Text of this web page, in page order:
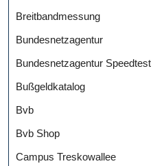
Breitbandmessung
Bundesnetzagentur
Bundesnetzagentur Speedtest
Bußgeldkatalog
Bvb
Bvb Shop
Campus Treskowallee